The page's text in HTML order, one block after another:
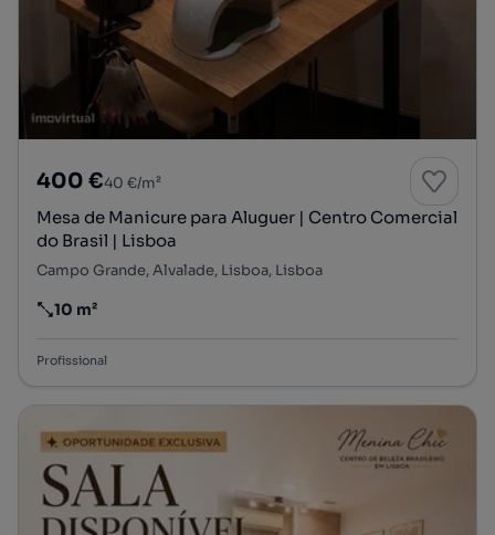
400 €40 €/m²
Mesa de Manicure para Aluguer | Centro Comercial
do Brasil | Lisboa
Campo Grande, Alvalade, Lisboa, Lisboa
Preço por metro quadrado
10 m²
Profissional